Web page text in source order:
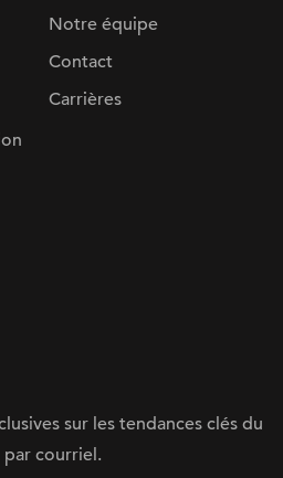
Notre équipe
Contact
Carrières
sur les tendances clés du
courriel.